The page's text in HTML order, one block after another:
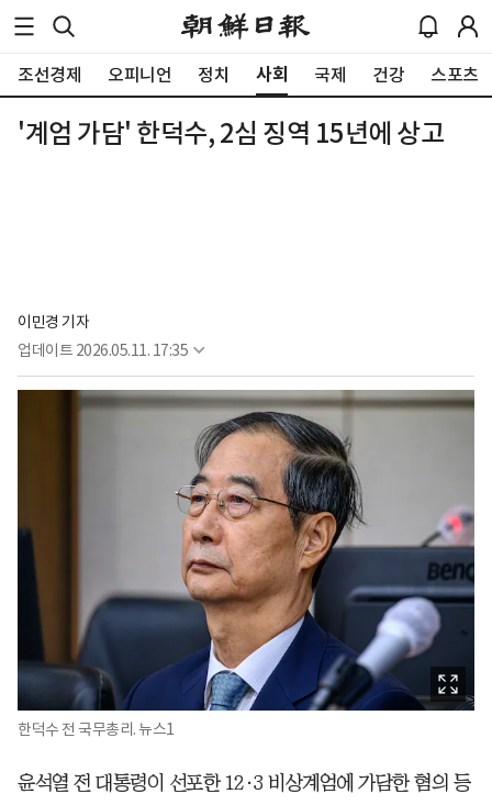
조선경제 오피니언 정치 사회 국제 건강 스포츠
'계엄 가담' 한덕수, 2심 징역 15년에 상고
이민경 기자
업데이트 2026.05.11. 17:35
한덕수 전 국무총리. 뉴스1
윤석열 전 대통령이 선포한 12·3 비상계엄에 가담한 혐의 등